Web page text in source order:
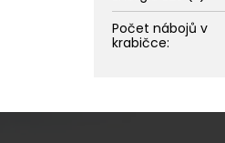
Počet nábojů v
krabičce: